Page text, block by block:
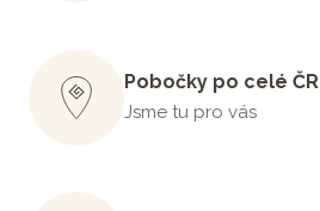
Pobočky po celé ČR
Jsme tu pro vás